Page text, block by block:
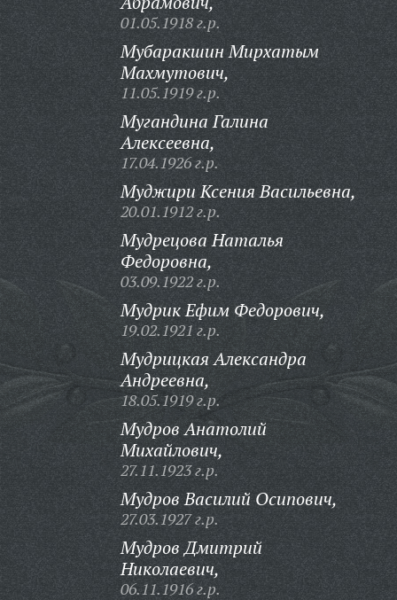
01.05.1918 г.р.
Мубаракшин Мирхатым
Махмутович,
11.05.1919 г.р.
Мугандина Галина
Алексеевна,
17.04.1926 г.р.
Муджири Ксения Васильевна,
20.01.1912 г.р.
Мудрецова Наталья
Федоровна,
03.09.1922 г.р.
Мудрик Ефим Федорович,
19.02.1921 г.р.
Мудрицкая Александра
Андреевна,
18.05.1919 г.р.
Мудров Анатолий
Михайлович,
27.11.1923 г.р.
Мудров Василий Осипович,
27.03.1927 г.р.
Мудров Дмитрий
Николаевич,
06.11.1916 г.р.